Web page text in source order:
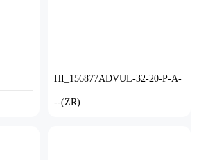
HI_156877ADVUL-32-20-P-A-
--(ZR)